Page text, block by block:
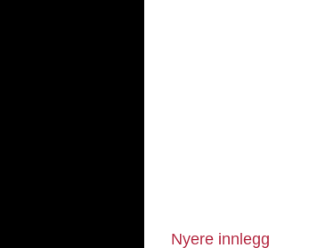
Nyere innlegg